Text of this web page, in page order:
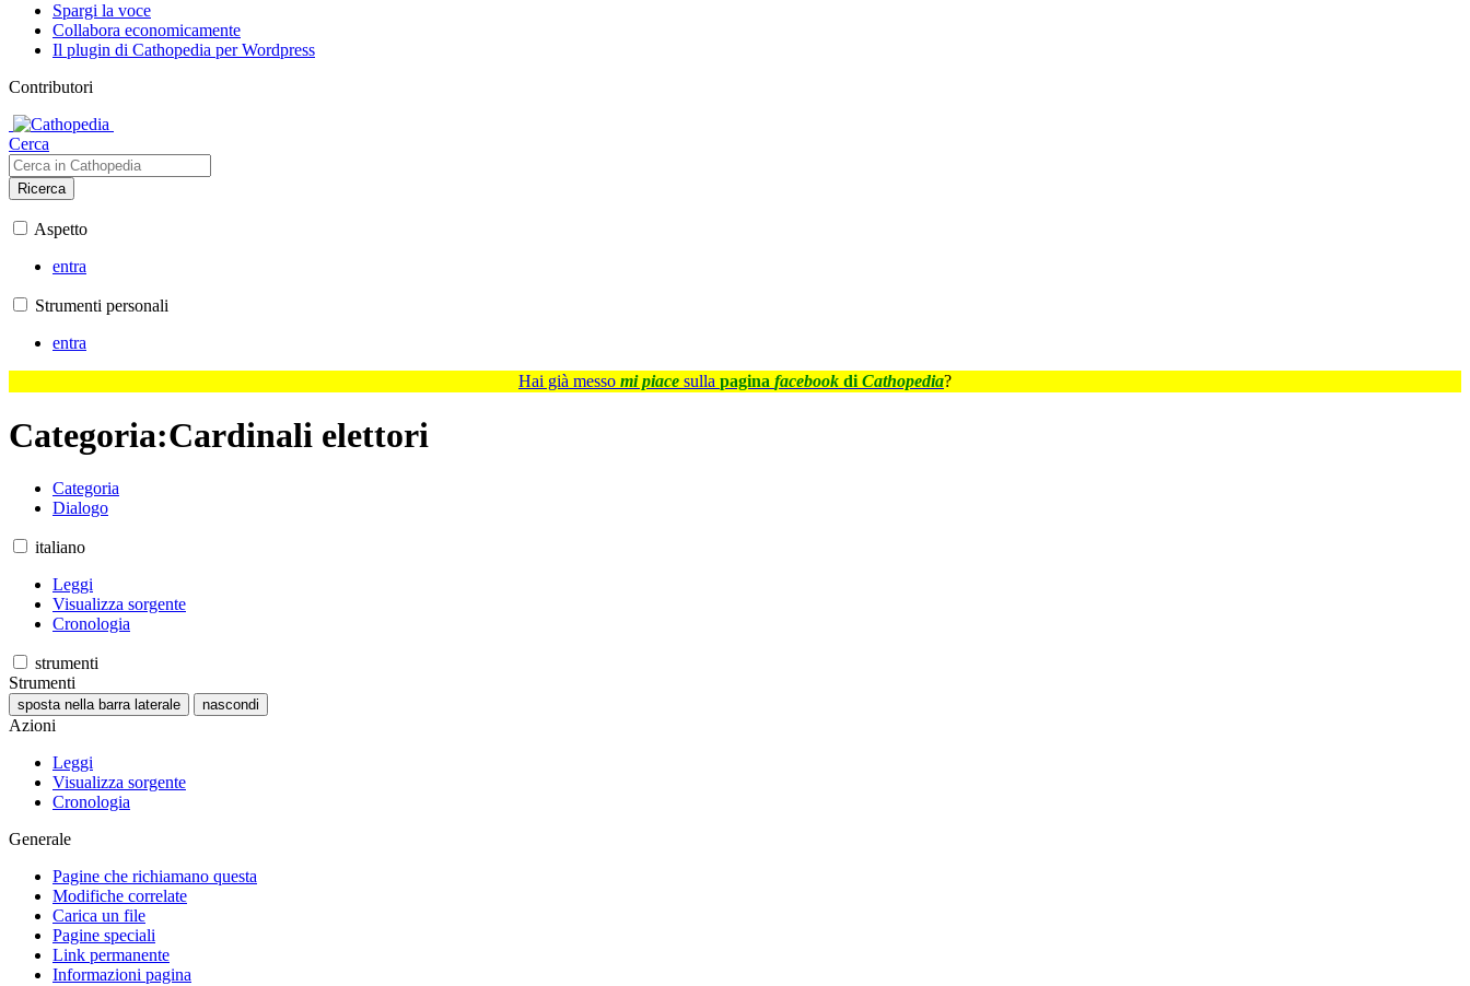
Spargi la voce
Collabora economicamente
Il plugin di Cathopedia per Wordpress
Contributori
Cerca
Ricerca
Aspetto
entra
Strumenti personali
entra
Hai già messo mi piace sulla pagina facebook di Cathopedia?
Categoria:Cardinali elettori
Categoria
Dialogo
italiano
Leggi
Visualizza sorgente
Cronologia
strumenti
Strumenti
sposta nella barra laterale nascondi
Azioni
Leggi
Visualizza sorgente
Cronologia
Generale
Pagine che richiamano questa
Modifiche correlate
Carica un file
Pagine speciali
Link permanente
Informazioni pagina